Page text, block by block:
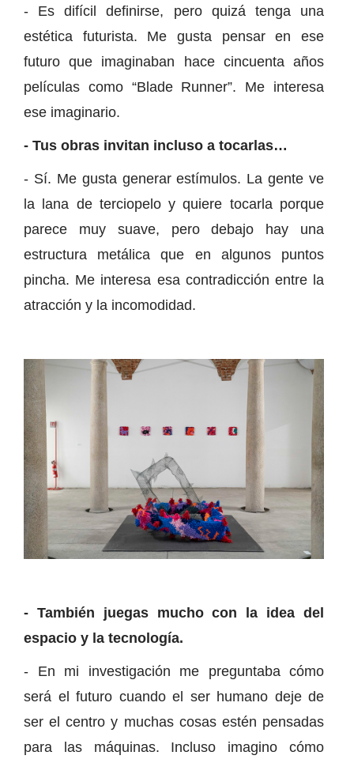
- Es difícil definirse, pero quizá tenga una
estética futurista. Me gusta pensar en ese
futuro que imaginaban hace cincuenta años
películas como “Blade Runner”. Me interesa
ese imaginario.
- Tus obras invitan incluso a tocarlas…
- Sí. Me gusta generar estímulos. La gente ve
la lana de terciopelo y quiere tocarla porque
parece muy suave, pero debajo hay una
estructura metálica que en algunos puntos
pincha. Me interesa esa contradicción entre la
atracción y la incomodidad.
- También juegas mucho con la idea del
espacio y la tecnología.
- En mi investigación me preguntaba cómo
será el futuro cuando el ser humano deje de
ser el centro y muchas cosas estén pensadas
para las máquinas. Incluso imagino cómo